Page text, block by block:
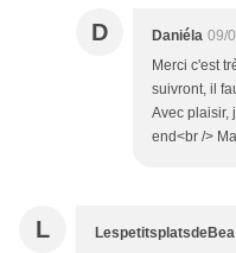
D Daniéla 09/
Merci c'est
suivront, il
Avec plaisir,
end<br />
L LespetitsplatsdeBea